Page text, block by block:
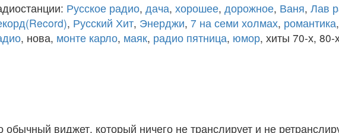
Русское радио, дача, хорошее, дорожное, Ваня, Лав
, Русский Хит, Энерджи, 7 на семи холмах, романтика,
, нова, монте карло, маяк, радио пятница, юмор, хиты 70-х, 80-
обычный виджет, который ничего не транслирует и не